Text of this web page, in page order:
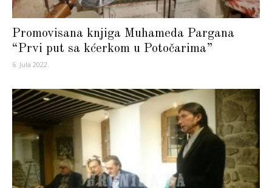
Promovisana knjiga Muhameda Pargana
“Prvi put sa kćerkom u Potočarima”
6. Jula 2022.